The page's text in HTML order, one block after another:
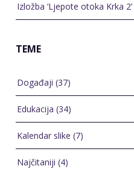
Izložba ‘Ljepote otoka Krka 2’
TEME
Događaji (37)
Edukacija (34)
Kalendar slike (7)
Najčitaniji (4)